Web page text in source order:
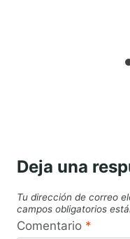
Deja una
Tu dirección de correo
campos obligatorios
Comentario *